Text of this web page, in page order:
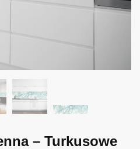
– Turkusowe